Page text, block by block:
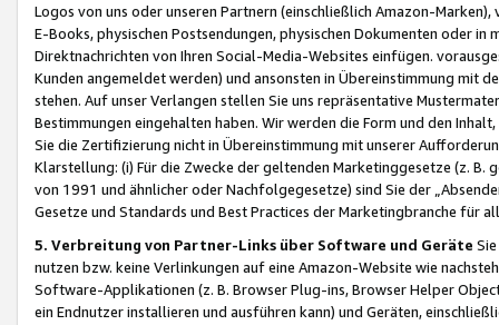
Logos von uns oder unseren Partnern (einschließlich Amazon-
E-Books, physischen Postsendungen, physischen Dokumenten oder in
Direktnachrichten von Ihren Social-Media-Websites einfügen.
Kunden angemeldet werden) und ansonsten in Übereinstimmung mit
stehen. Auf unser Verlangen stellen Sie uns repräsentative
Bestimmungen eingehalten haben. Wir werden die Form und den
Sie die Zertifizierung nicht in Übereinstimmung mit unserer
Klarstellung: (i) Für die Zwecke der geltenden Marketinggesetze (z. B.
von 1991 und ähnlicher oder Nachfolgegesetze) sind Sie der
Gesetze und Standards und Best Practices der Marketingbranche für
5. Verbreitung von Partner-Links über Software und Geräte
nutzen bzw. keine Verlinkungen auf eine Amazon-Website wie
Software-Applikationen (z. B. Browser Plug-ins, Browser Helper
ein Endnutzer installieren und ausführen kann) und Geräten,